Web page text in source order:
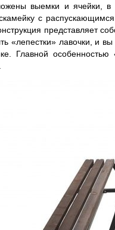
выемки и ячейки, в
с
представляет
«лепестки» лавочки, и
Главной особенностью